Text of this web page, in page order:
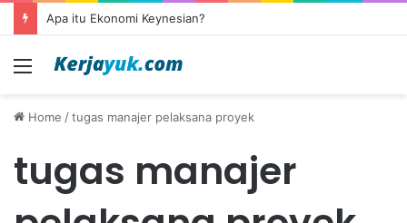
Apa itu Ekonomi Keynesian?
Menu
Home /tugas manajer pelaksana proyek
tugas manajer